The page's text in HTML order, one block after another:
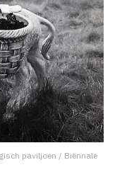
paviljoen / Biënnale